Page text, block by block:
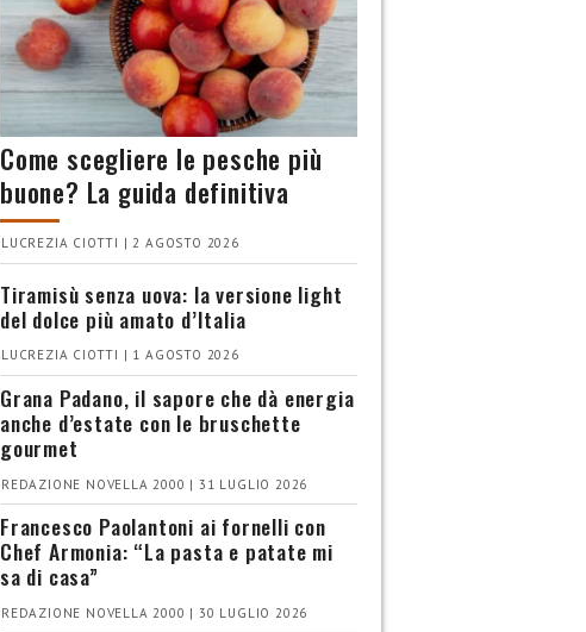
Come scegliere le pesche più
buone? La guida definitiva
LUCREZIA CIOTTI | 2 AGOSTO 2026
Tiramisù senza uova: la versione light
del dolce più amato d’Italia
LUCREZIA CIOTTI | 1 AGOSTO 2026
Grana Padano, il sapore che dà energia
anche d’estate con le bruschette
gourmet
REDAZIONE NOVELLA 2000 | 31 LUGLIO 2026
Francesco Paolantoni ai fornelli con
Chef Armonia: “La pasta e patate mi
sa di casa”
REDAZIONE NOVELLA 2000 | 30 LUGLIO 2026